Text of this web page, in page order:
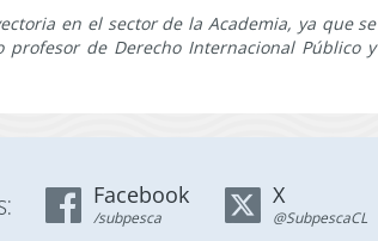
en el sector de la Academia, ya que se
de Derecho Internacional Público y
Facebook
/subpesca
X
@SubpescaCL